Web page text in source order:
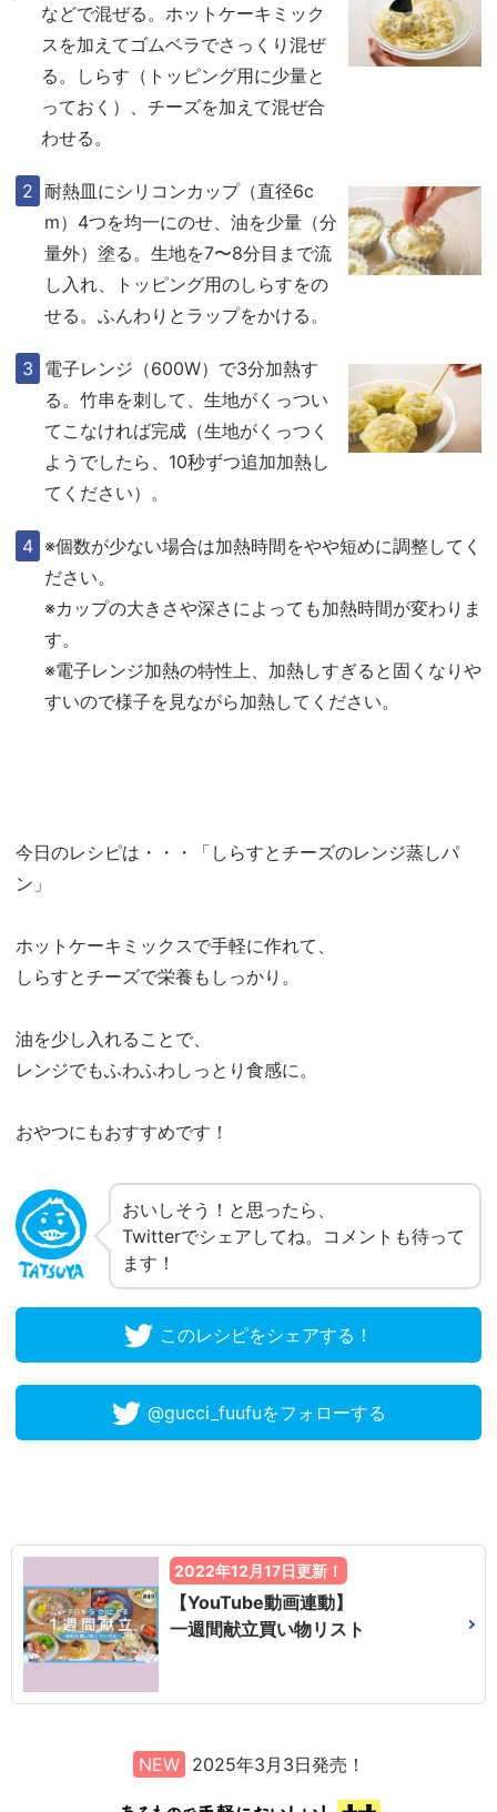
などで混ぜる。ホットケーキミック
スを加えてゴムベラでさっくり混ぜ
る。しらす（トッピング用に少量と
っておく）、チーズを加えて混ぜ合
わせる。
耐熱皿にシリコンカップ（直径6c
m）4つを均一にのせ、油を少量（分
量外）塗る。生地を7〜8分目まで流
し入れ、トッピング用のしらすをの
せる。ふんわりとラップをかける。
電子レンジ（600W）で3分加熱す
る。竹串を刺して、生地がくっつい
てこなければ完成（生地がくっつく
ようでしたら、10秒ずつ追加加熱し
てください）。
※個数が少ない場合は加熱時間をやや短めに調整してく
ださい。
※カップの大きさや深さによっても加熱時間が変わりま
す。
※電子レンジ加熱の特性上、加熱しすぎると固くなりや
すいので様子を見ながら加熱してください。
今日のレシピは・・・「しらすとチーズのレンジ蒸しパ
ン」
ホットケーキミックスで手軽に作れて、
しらすとチーズで栄養もしっかり。
油を少し入れることで、
レンジでもふわふわしっとり食感に。
おやつにもおすすめです！
おいしそう！と思ったら、
Twitterでシェアしてね。コメントも待って
ます！
このレシピをシェアする！
@gucci_fuufuをフォローする
2022年12月17日更新！
【YouTube動画連動】
一週間献立買い物リスト
NEW 2025年3月3日発売！